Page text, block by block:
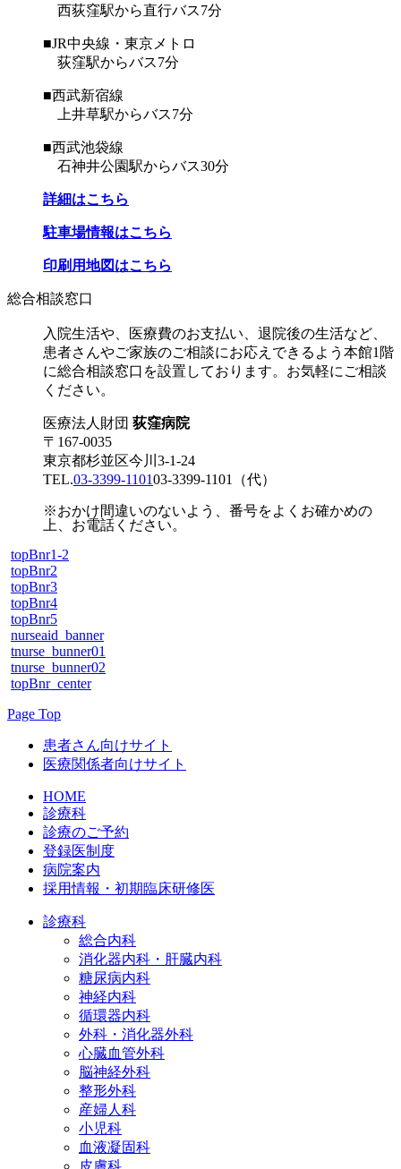
西荻窪駅から直行バス7分
■JR中央線・東京メトロ
荻窪駅からバス7分
■西武新宿線
上井草駅からバス7分
■西武池袋線
石神井公園駅からバス30分
詳細はこちら
駐車場情報はこちら
印刷用地図はこちら
総合相談窓口
入院生活や、医療費のお支払い、退院後の生活など、
患者さんやご家族のご相談にお応えできるよう本館1階
に総合相談窓口を設置しております。お気軽にご相談
ください。
医療法人財団 荻窪病院
〒167-0035
東京都杉並区今川3-1-24
TEL.03-3399-110103-3399-1101 （代）
※おかけ間違いのないよう、番号をよくお確かめの
上、お電話ください。
topBnr1-2
topBnr2
topBnr3
topBnr4
topBnr5
nurseaid_banner
tnurse_bunner01
tnurse_bunner02
topBnr_center
Page Top
患者さん向けサイト
医療関係者向けサイト
HOME
診療科
診療のご予約
登録医制度
病院案内
採用情報・初期臨床研修医
診療科
総合内科
消化器内科・肝臓内科
糖尿病内科
神経内科
循環器内科
外科・消化器外科
心臓血管外科
脳神経外科
整形外科
産婦人科
小児科
血液凝固科
皮膚科